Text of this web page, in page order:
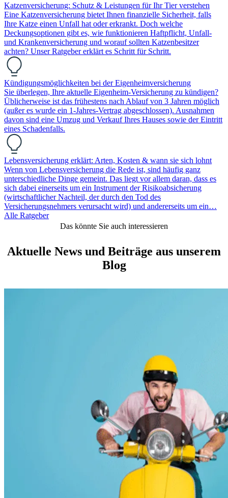
Katzenversicherung: Schutz & Leistungen für Ihr Tier verstehen
Eine Katzenversicherung bietet Ihnen finanzielle Sicherheit, falls
Ihre Katze einen Unfall hat oder erkrankt. Doch welche
Deckungsoptionen gibt es, wie funktionieren Haftpflicht, Unfall-
und Krankenversicherung und worauf sollten Katzenbesitzer
achten? Unser Ratgeber erklärt es Schritt für Schritt.
Kündigungsmöglichkeiten bei der Eigenheimversicherung
Sie überlegen, Ihre aktuelle Eigenheim-Versicherung zu kündigen?
Üblicherweise ist das frühestens nach Ablauf von 3 Jahren möglich
(außer es wurde ein 1-Jahres-Vertrag abgeschlossen). Ausnahmen
davon sind eine Umzug und Verkauf Ihres Hauses sowie der Eintritt
eines Schadenfalls.
Lebensversicherung erklärt: Arten, Kosten & wann sie sich lohnt
Wenn von Lebensversicherung die Rede ist, sind häufig ganz
unterschiedliche Dinge gemeint. Das liegt vor allem daran, dass es
sich dabei einerseits um ein Instrument der Risikoabsicherung
(wirtschaftlicher Nachteil, der durch den Tod des
Versicherungsnehmers verursacht wird) und andererseits um ein…
Alle Ratgeber
Das könnte Sie auch interessieren
Aktuelle News und Beiträge aus unserem
Blog